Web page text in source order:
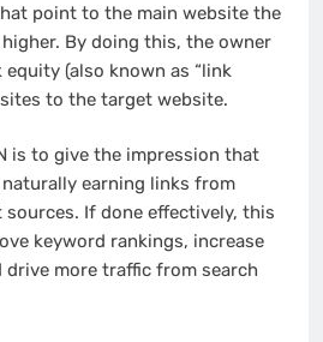
point to the main website the
By doing this, the owner
(also known as “link
to the target website.
is to give the impression that
earning links from
If done effectively, this
keyword rankings, increase
more traffic from search